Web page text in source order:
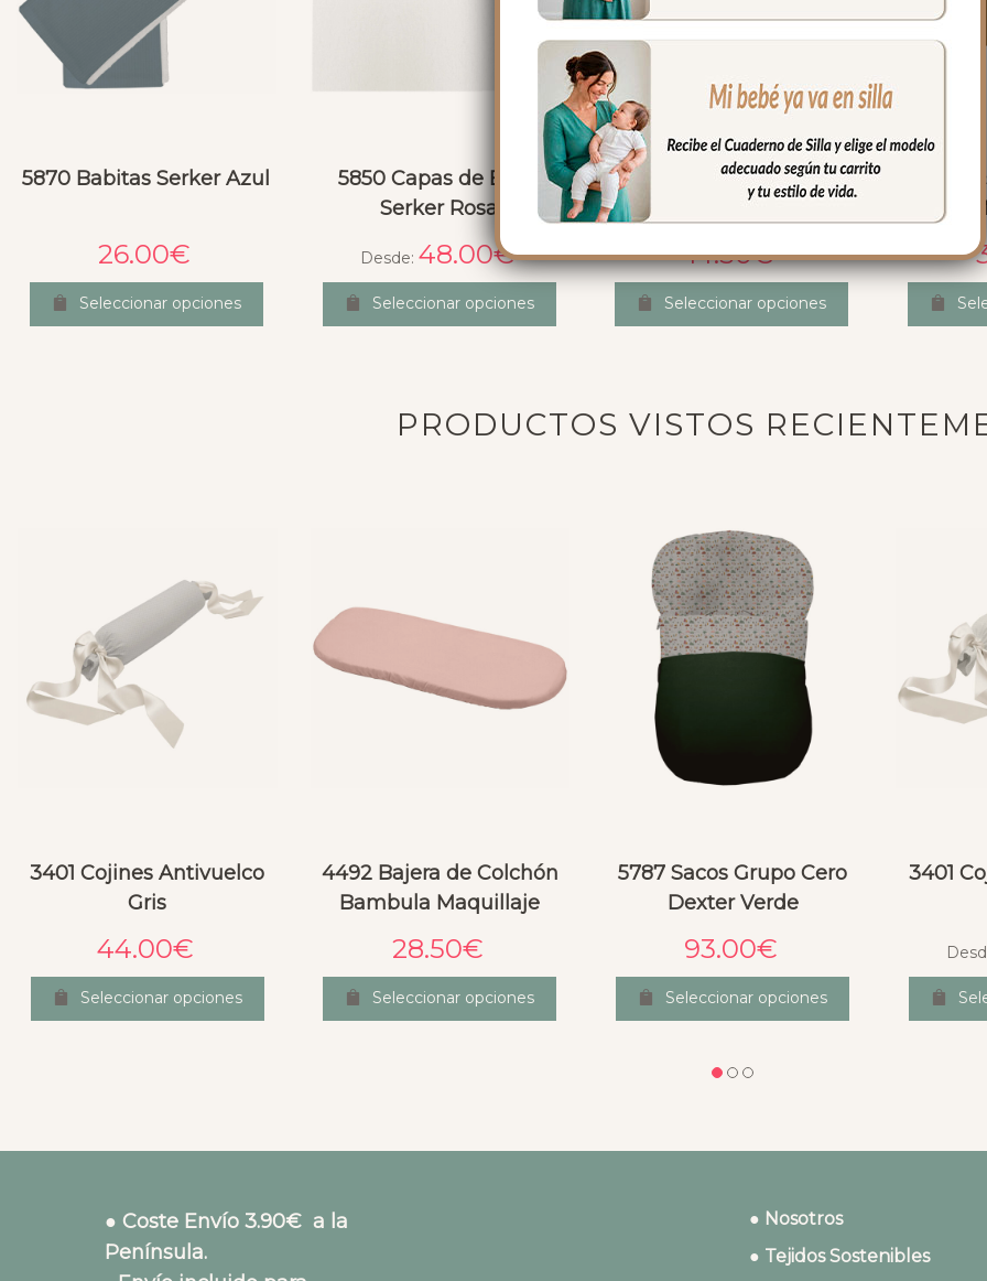
5870 Babitas Serker Azul
26.00€
Seleccionar opciones
5850 Capas de Baño
Serker Rosa
Desde:48.00€
Seleccionar opciones
5842 Toalla Lactancia
Serker Mostaza
14.50€
Seleccionar opciones
5820
PRODUCTOS VISTOS
3401 Cojines Antivuelco
Gris
44.00€
Seleccionar opciones
4492 Bajera de Colchón
Bambula Maquillaje
28.50€
Seleccionar opciones
5787 Sacos Grupo Cero
Dexter Verde
93.00€
Seleccionar opciones
3401
● Coste Envío 3.90€ a la
Península.
● Nosotros
● Tejidos Sostenibles